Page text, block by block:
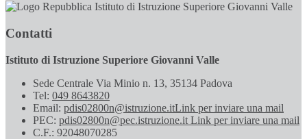
Istituto di Istruzione Superiore Giovanni Valle
Contatti
Istituto di Istruzione Superiore Giovanni Valle
Sede Centrale Via Minio n. 13, 35134 Padova
Tel: 049 8643820
Email: pdis02800n@istruzione.itLink per inviare una mail
PEC: pdis02800n@pec.istruzione.it Link per inviare una mail
C.F.: 92048070285